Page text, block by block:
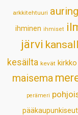
p
arkkitehtuuri
ihminen ihmiset
järvi
kesäilta kevät kirkko
maisema
perämeri